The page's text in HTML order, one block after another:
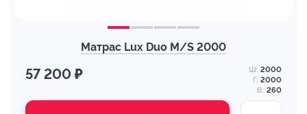
Матрас Lux Duo M/S 2000
57 200 ₽ Ш: 2000
Г: 2000
В: 260